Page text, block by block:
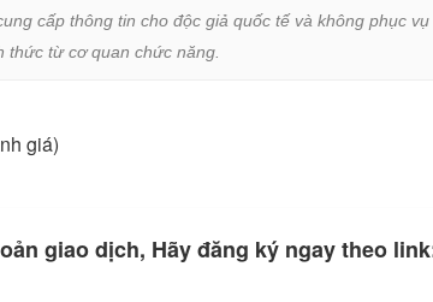
cấp thông tin cho độc giả quốc tế và không phục
thức từ cơ quan chức năng.
giá)
giao dịch, Hãy đăng ký ngay theo